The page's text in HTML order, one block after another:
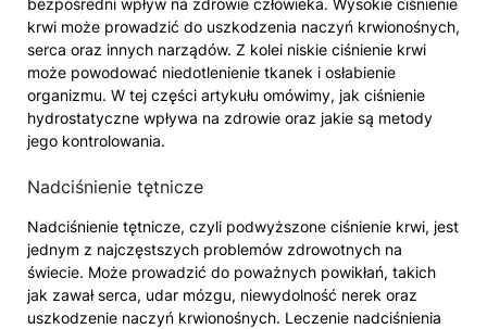
bezpośredni wpływ na zdrowie człowieka. Wysokie ciśnienie
krwi może prowadzić do uszkodzenia naczyń krwionośnych,
serca oraz innych narządów. Z kolei niskie ciśnienie krwi
może powodować niedotlenienie tkanek i osłabienie
organizmu. W tej części artykułu omówimy, jak ciśnienie
hydrostatyczne wpływa na zdrowie oraz jakie są metody
jego kontrolowania.
Nadciśnienie tętnicze
Nadciśnienie tętnicze, czyli podwyższone ciśnienie krwi, jest
jednym z najczęstszych problemów zdrowotnych na
świecie. Może prowadzić do poważnych powikłań, takich
jak zawał serca, udar mózgu, niewydolność nerek oraz
uszkodzenie naczyń krwionośnych. Leczenie nadciśnienia